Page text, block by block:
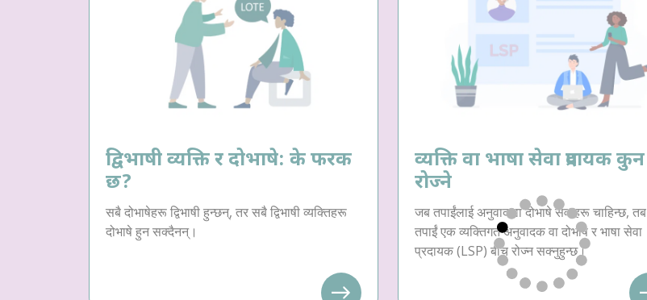
द्विभाषी व्यक्ति र दोभाषे: के फरक
छ?
सबै दोभाषेहरू द्विभाषी हुन्छन्, तर सबै द्विभाषी व्यक्तिहरू
दोभाषे हुन सक्दैनन्।
व्यक्ति वा भाषा सेवा प्रदायक कुन
रोज्ने
जब तपाईंलाई अनुवाद वा दोभाषे सेवाहरू चाहिन्छ, तब
तपाईं एक व्यक्तिगत अनुवादक वा दोभाषे र भाषा सेवा
प्रदायक (LSP) बीच रोज्न सक्नुहुन्छ।